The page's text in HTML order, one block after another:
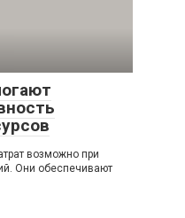
возможно при
Они обеспечивают